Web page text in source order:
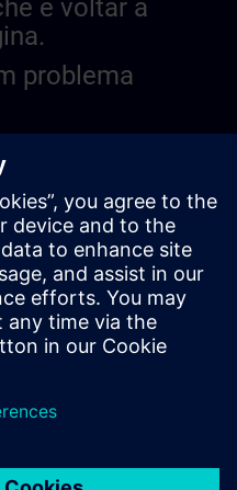
e voltar a
problema